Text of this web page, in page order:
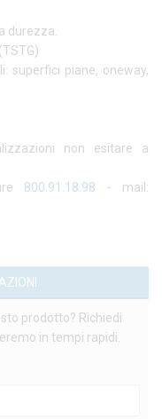
durezza.
superfici piane, oneway,
non esitare a
800.91.18.98 - mail:
prodotto? Richiedi
in tempi rapidi.